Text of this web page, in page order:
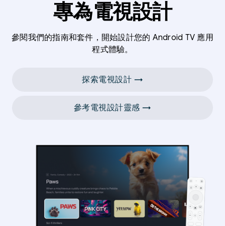
專為電視設計
參閱我們的指南和套件，開始設計您的 Android TV 應用
程式體驗。
探索電視設計 →
參考電視設計靈感 →